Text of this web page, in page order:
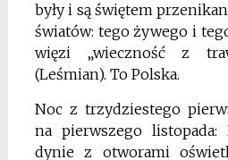
były i są świętem
światów: tego żywego i
więzi „wieczność z
(Leśmian). To Polska.
Noc z trzydziestego
na pierwszego listopada:
dynie z otworami